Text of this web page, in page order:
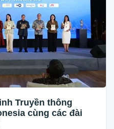
Truyền thông
cùng các đài